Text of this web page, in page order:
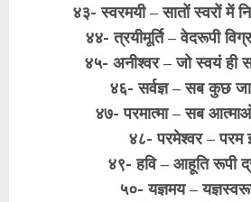
४३- स्वरमयी – सातों स्वरों में
४४- त्रयीमूर्ति – वेदरूपी
४५- अनीश्वर – जो स्वयं ही
४६- सर्वज्ञ – सब कुछ
४७- परमात्मा – सब
४८- परमेश्वर – परम
४९- हवि – आहूति रूपी
५०- यज्ञमय –